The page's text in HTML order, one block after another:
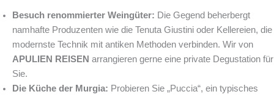
Besuch renommierter Weingüter: Die Gegend beherbergt
namhafte Produzenten wie die Tenuta Giustini oder Kellereien, die
modernste Technik mit antiken Methoden verbinden. Wir von
APULIEN REISEN arrangieren gerne eine private Degustation für
Sie.
Die Küche der Murgia: Probieren Sie „Puccia“, ein typisches